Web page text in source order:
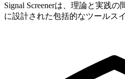
Signal Screenerは、理論と実践
に設計された包括的なツールス